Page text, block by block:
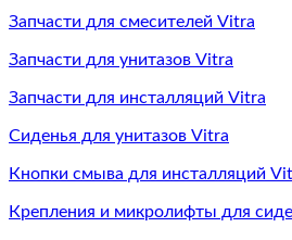
Запчасти для смесителей Vitra
Запчасти для унитазов Vitra
Запчасти для инсталляций Vitra
Сиденья для унитазов Vitra
Кнопки смыва для инсталляций
Крепления и микролифты для